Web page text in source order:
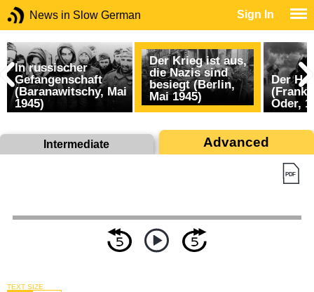
News in Slow German Sign In
In russischer
Gefangenschaft
(Baranawitschy, Mai
1945)
Der Krieg ist aus,
die Nazis sind
besiegt (Berlin,
Mai 1945)
Der
Oder,
Intermediate Advanced
TEXT SIZE